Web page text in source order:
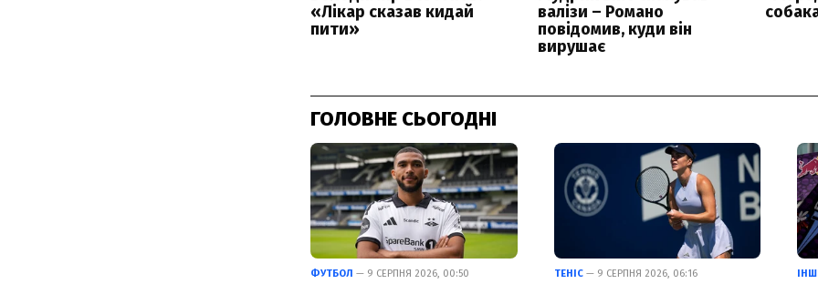
ГОЛОВНЕ СЬОГОДНІ
ФУТБОЛ — 9 СЕРПНЯ 2026, 00:50 ТЕНІС— 9 СЕРПНЯ 2026, 06:16